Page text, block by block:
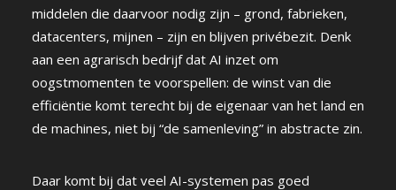
middelen die daarvoor nodig zijn – grond, fabrieken,
datacenters, mijnen – zijn en blijven privébezit. Denk
aan een agrarisch bedrijf dat AI inzet om
oogstmomenten te voorspellen: de winst van die
efficiëntie komt terecht bij de eigenaar van het land en
de machines, niet bij “de samenleving” in abstracte zin.
Daar komt bij dat veel AI-systemen pas goed